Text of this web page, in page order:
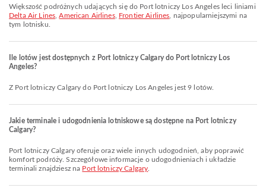
Większość podróżnych udających się do Port lotniczy Los Angeles leci liniami
Delta Air Lines ,American Airlines, Frontier Airlines , najpopularniejszymi na
tym lotnisku.
Ile lotów jest dostępnych z Port lotniczy Calgary do Port lotniczy Los
Angeles?
Z Port lotniczy Calgary do Port lotniczy Los Angeles jest 9 lotów.
Jakie terminale i udogodnienia lotniskowe są dostępne na Port lotniczy
Calgary?
Port lotniczy Calgary oferuje oraz wiele innych udogodnień, aby poprawić
komfort podróży. Szczegółowe informacje o udogodnieniach i układzie
terminali znajdziesz na Port lotniczy Calgary